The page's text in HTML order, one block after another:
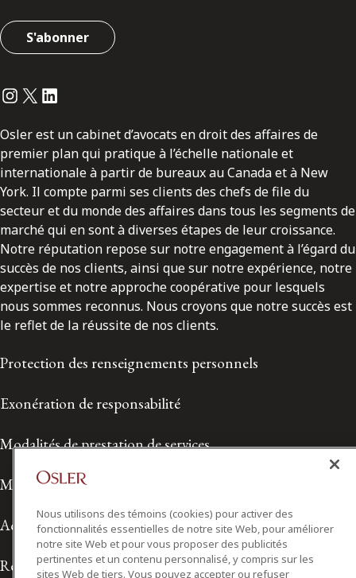
S'abonner
Instagram
Twitter
LinkedIn
Osler est un cabinet d’avocats en droit des affaires de
premier plan qui pratique à l’échelle nationale et
internationale à partir de bureaux au Canada et à New
York. Il compte parmi ses clients des chefs de file du
secteur et du monde des affaires dans tous les segments de
marché qui en sont à diverses étapes de leur croissance.
Notre réputation repose sur notre engagement à l’égard du
succès de nos clients, ainsi que sur notre expérience, notre
expertise et notre approche coopérative pour lesquels
nous sommes reconnus. Nous croyons que notre succès est
le reflet de la réussite de nos clients.
Protection des renseignements personnels
Exonération de responsabilité
Modalités de prestation de services
Modalités d'utilisation
Accessibilité
Relations avec les médias
Nous utilisons des témoins (cookies) pour activer des
fonctionnalités essentielles de notre site Web, pour améliorer
notre site Web et pour vous proposer des publicités
pertinentes et un contenu personnalisé, y compris sur les
sites Web de tiers. Vous pouvez accepter ou refuser